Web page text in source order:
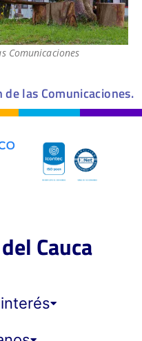
Comunicaciones
de las Comunicaciones.
Cauca